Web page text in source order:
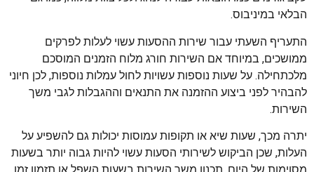
הבלאי במיניבוס.
התעריף השעתי עבור שירות ההסעות עשוי לעלות לפרקים
ממושכים, במיוחד אם השירות חורג מלוח הזמנים המוסכם
מלכתחילה. על שעות נוספות עשויות לחול עמלות נוספות, לכן חיוני
להבהיר לפני ביצוע ההזמנה את התנאים וההגבלות לגבי משך
השירות.
יתרה מכך, שעות שיא או תקופות עמוסות יכולות גם להשפיע על
העלות, שכן הביקוש לשירותי הסעות עשוי להיות גבוה יותר בשעות